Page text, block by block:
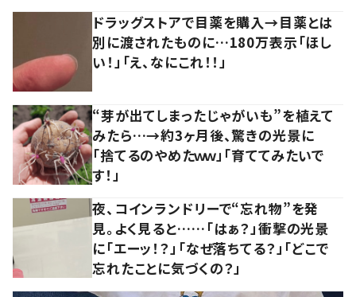
ドラッグストアで目薬を購入→目薬とは
別に渡されたものに…180万表示「ほし
い！」「え、なにこれ！！」
“芽が出てしまったじゃがいも”を植えて
みたら…→約3ヶ月後、驚きの光景に
「捨てるのやめたｗｗ」「育ててみたいで
す！」
夜、コインランドリーで“忘れ物”を発
見。よく見ると……「はぁ？」衝撃の光景
に「エーッ！？」「なぜ落ちてる？」「どこで
忘れたことに気づくの？」